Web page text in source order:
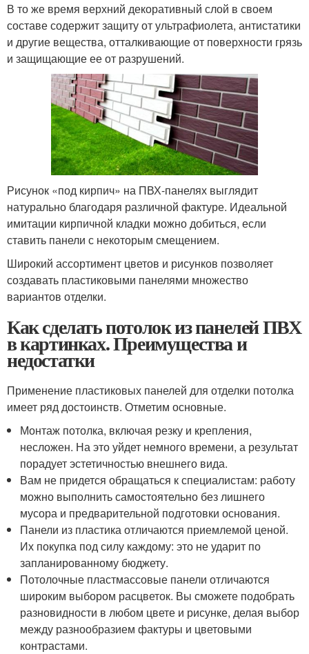
В то же время верхний декоративный слой в своем
составе содержит защиту от ультрафиолета, антистатики
и другие вещества, отталкивающие от поверхности грязь
и защищающие ее от разрушений.
Рисунок «под кирпич» на ПВХ-панелях выглядит
натурально благодаря различной фактуре. Идеальной
имитации кирпичной кладки можно добиться, если
ставить панели с некоторым смещением.
Широкий ассортимент цветов и рисунков позволяет
создавать пластиковыми панелями множество
вариантов отделки.
Как сделать потолок из панелей ПВХ
в картинках. Преимущества и
недостатки
Применение пластиковых панелей для отделки потолка
имеет ряд достоинств. Отметим основные.
Монтаж потолка, включая резку и крепления,
несложен. На это уйдет немного времени, а результат
порадует эстетичностью внешнего вида.
Вам не придется обращаться к специалистам: работу
можно выполнить самостоятельно без лишнего
мусора и предварительной подготовки основания.
Панели из пластика отличаются приемлемой ценой.
Их покупка под силу каждому: это не ударит по
запланированному бюджету.
Потолочные пластмассовые панели отличаются
широким выбором расцветок. Вы сможете подобрать
разновидности в любом цвете и рисунке, делая выбор
между разнообразием фактуры и цветовыми
контрастами.